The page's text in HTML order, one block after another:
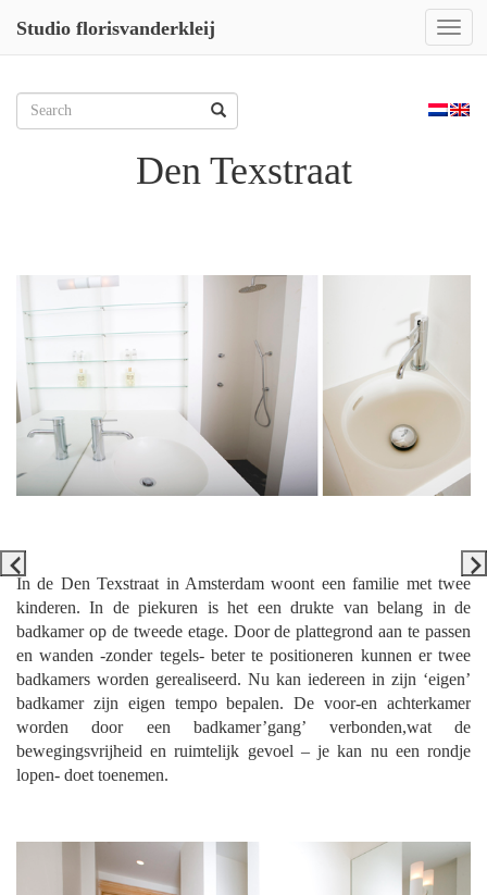
content
Studio florisvanderkleij
Zoeken
naar:
Den Texstraat
In de Den Texstraat in Amsterdam woont een familie met twee
kinderen. In de piekuren is het een drukte van belang in de
badkamer op de tweede etage. Door de plattegrond aan te passen
en wanden -zonder tegels- beter te positioneren kunnen er twee
badkamers worden gerealiseerd. Nu kan iedereen in zijn ‘eigen’
badkamer zijn eigen tempo bepalen. De voor-en achterkamer
worden door een badkamer’gang’ verbonden,wat de
bewegingsvrijheid en ruimtelijk gevoel – je kan nu een rondje
lopen- doet toenemen.